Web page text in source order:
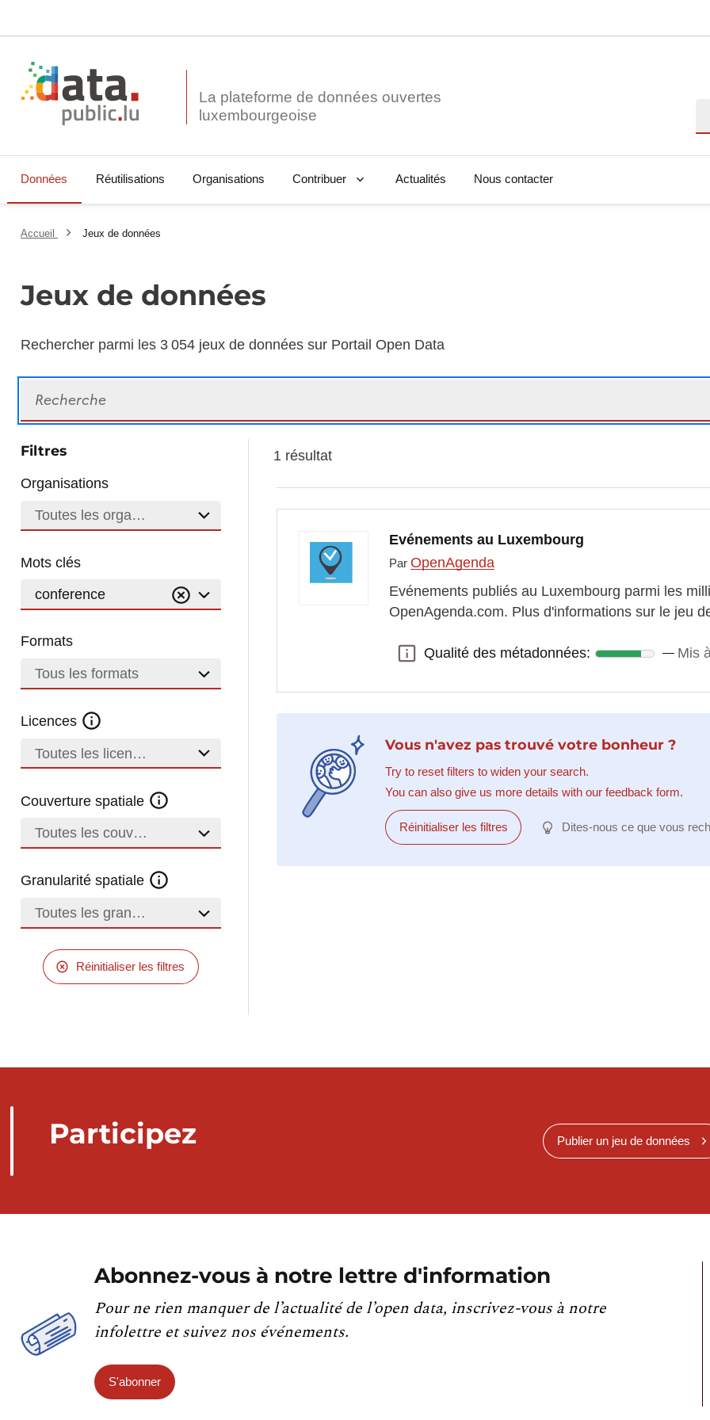
La plateforme de données ouvertes
Données Réutilisations Organisations Contribuer Actualités Nous contacter
Accueil Jeux de données
Jeux de données
Rechercher parmi les 3 054 jeux de données sur Portail Open Data
Filtres
Organisations
Toutes les organisations
Mots clés
conference
Formats
Tous les formats
Licences
Toutes les licences
Couverture spatiale
Toutes les couvertures
Granularité spatiale
Toutes les granularités
Réinitialiser les filtres
1 résultat
Evénements au Luxembourg
ParOpenAgenda
Evénements publiés au Luxembourg parmi les
OpenAgenda.com. Plus d'informations sur le jeu
Qualité des métadonnées:
Qualité des métadonnées: Mis
Vous n'avez pas trouvé votre bonheur ?
Try to reset filters to widen your search.
You can also give us more details with our feedback form.
Réinitialiser les filtres Dites-nous ce que vous
Participez Publier un jeu de données
Abonnez-vous à notre lettre d'information
Pour ne rien manquer de l’actualité de l’open data, inscrivez-vous à notre
infolettre et suivez nos événements.
S'abonner